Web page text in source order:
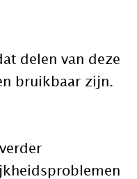
delen van deze
bruikbaar zijn.